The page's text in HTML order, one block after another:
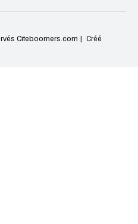
Citeboomers.com | Créé